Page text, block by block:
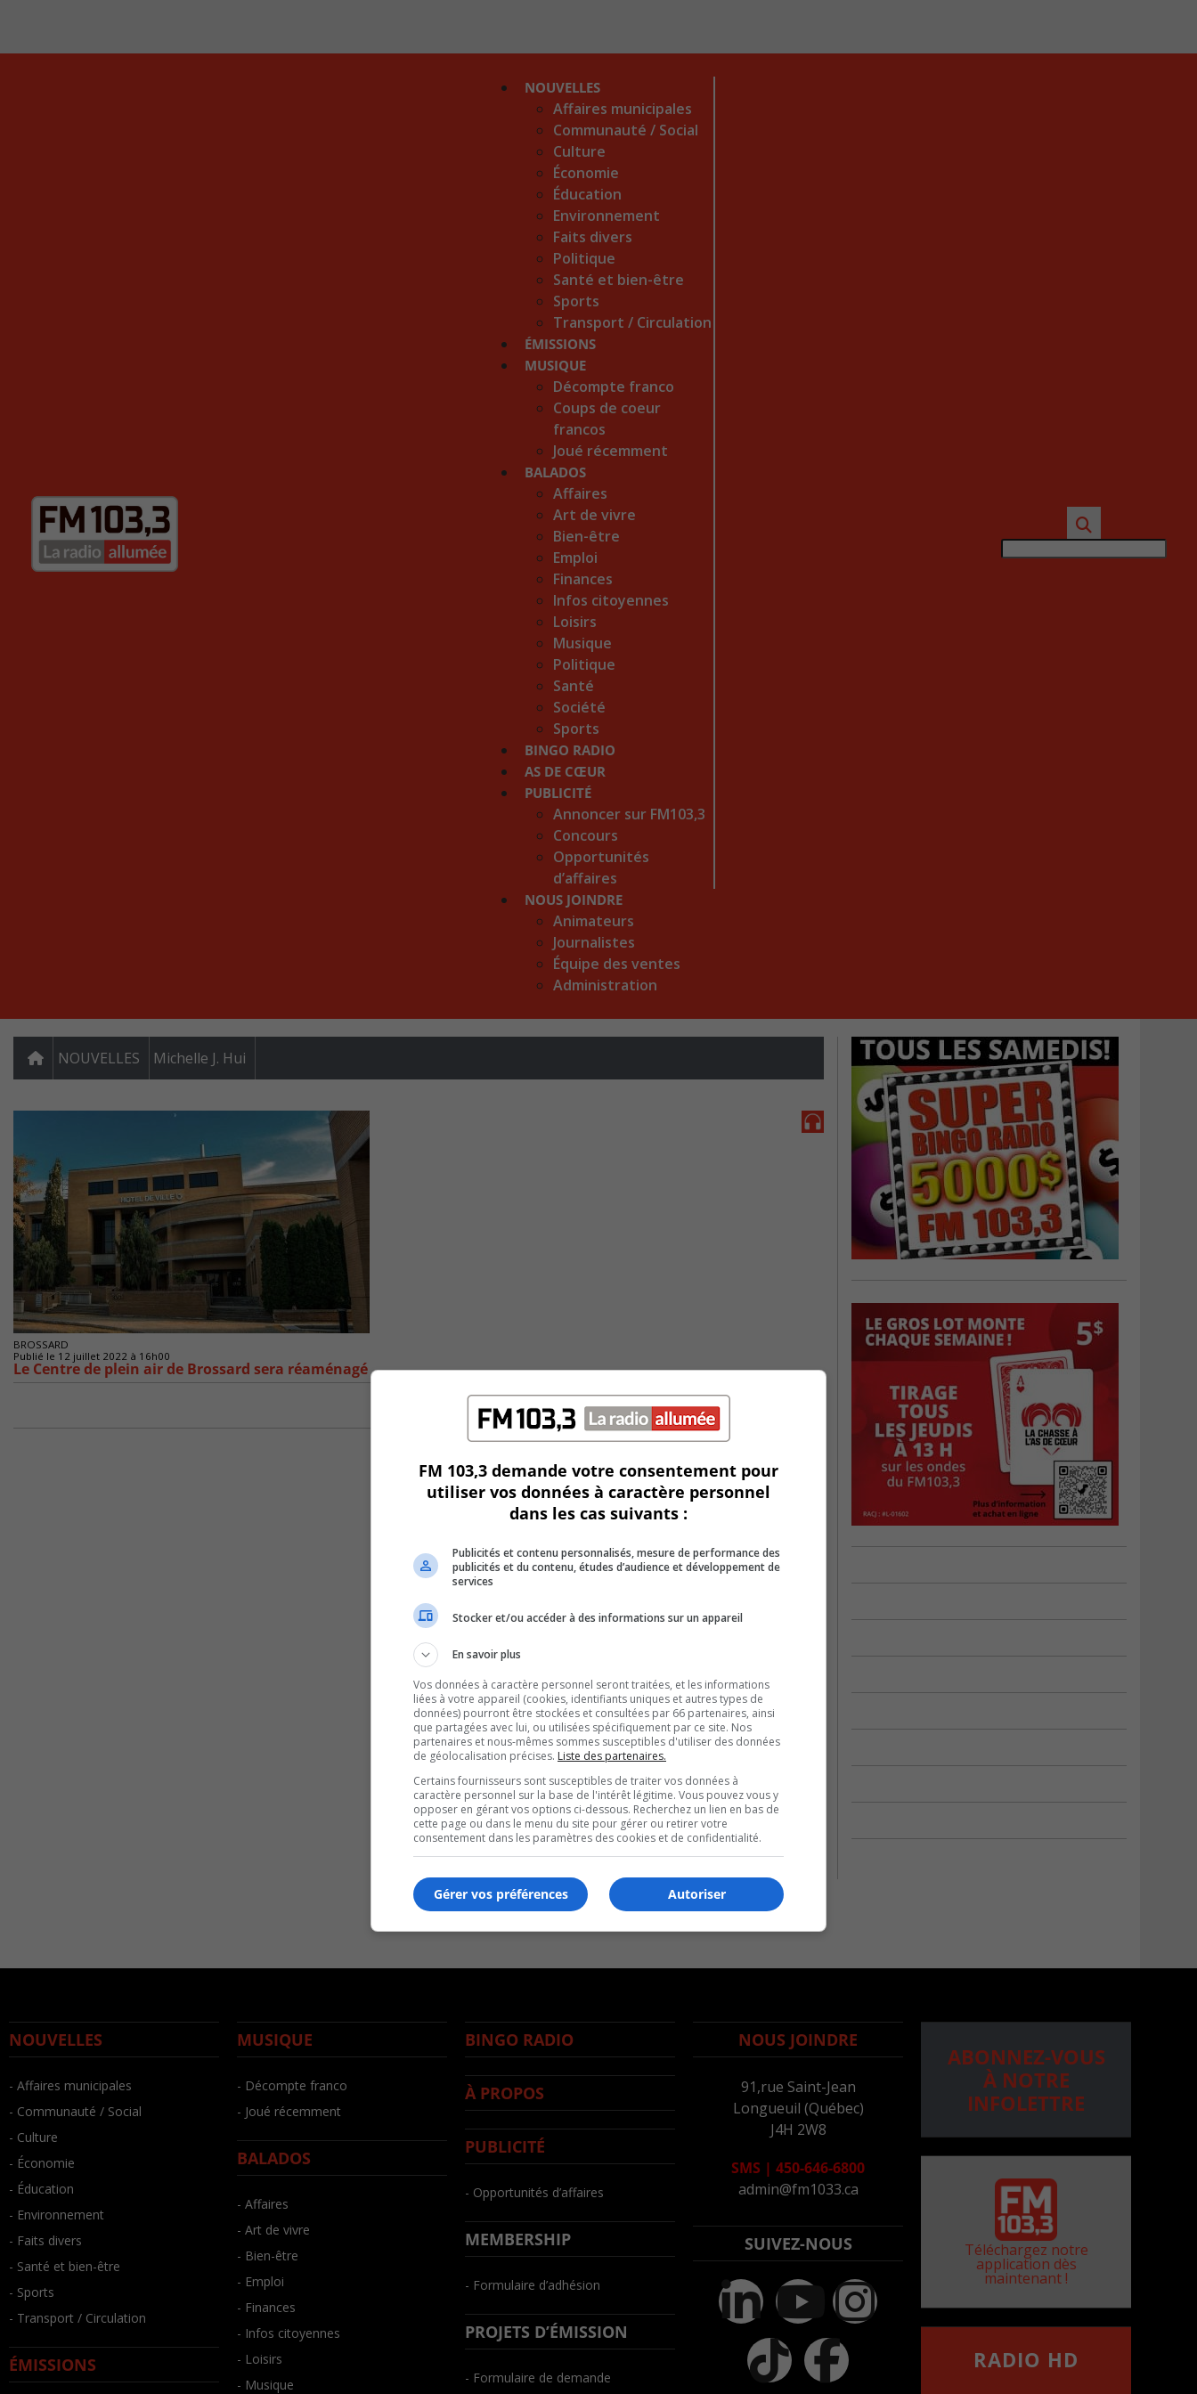
NOUVELLES
Affaires municipales
Communauté / Social
Culture
Économie
Éducation
Environnement
Faits divers
Politique
Santé et bien-être
Sports
Transport / Circulation
ÉMISSIONS
MUSIQUE
Décompte franco
Coups de coeur
francos
Joué récemment
BALADOS
Affaires
Art de vivre
Bien-être
Emploi
Finances
Infos citoyennes
Loisirs
Musique
Politique
Santé
Société
Sports
BINGO RADIO
AS DE CŒUR
PUBLICITÉ
Annoncer sur FM103,3
Concours
Opportunités
d’affaires
NOUS JOINDRE
Animateurs
Journalistes
Équipe des ventes
Administration
NOUVELLES Michelle J. Hui
BROSSARD
Publié le 12 juillet 2022 à 16h00
Le Centre de plein air de Brossard sera réaménagé
NOUVELLES
- Affaires municipales
- Communauté / Social
- Culture
- Économie
- Éducation
- Environnement
- Faits divers
- Santé et bien-être
- Sports
- Transport / Circulation
ÉMISSIONS
MUSIQUE
- Décompte franco
- Joué récemment
BALADOS
- Affaires
- Art de vivre
- Bien-être
- Emploi
- Finances
- Infos citoyennes
- Loisirs
- Musique
BINGO RADIO
À PROPOS
PUBLICITÉ
- Opportunités d’affaires
MEMBERSHIP
- Formulaire d’adhésion
PROJETS D’ÉMISSION
- Formulaire de demande
NOUS JOINDRE
91,rue Saint-Jean
Longueuil (Québec)
J4H 2W8
SMS | 450-646-6800
admin@fm1033.ca
SUIVEZ-NOUS
ABONNEZ-VOUS
À NOTRE
INFOLETTRE
Téléchargez notre
application dès
maintenant !
RADIO HD
FM 103,3 demande votre consentement pour
utiliser vos données à caractère personnel
dans les cas suivants :
Publicités et contenu personnalisés, mesure de performance des
publicités et du contenu, études d’audience et développement de
services
Stocker et/ou accéder à des informations sur un appareil
En savoir plus
Vos données à caractère personnel seront traitées, et les informations
liées à votre appareil (cookies, identifiants uniques et autres types de
données) pourront être stockées et consultées par 66 partenaires, ainsi
que partagées avec lui, ou utilisées spécifiquement par ce site. Nos
partenaires et nous-mêmes sommes susceptibles d'utiliser des données
de géolocalisation précises. Liste des partenaires.
Certains fournisseurs sont susceptibles de traiter vos données à
caractère personnel sur la base de l'intérêt légitime. Vous pouvez vous y
opposer en gérant vos options ci-dessous. Recherchez un lien en bas de
cette page ou dans le menu du site pour gérer ou retirer votre
consentement dans les paramètres des cookies et de confidentialité.
Autoriser
Gérer vos préférences